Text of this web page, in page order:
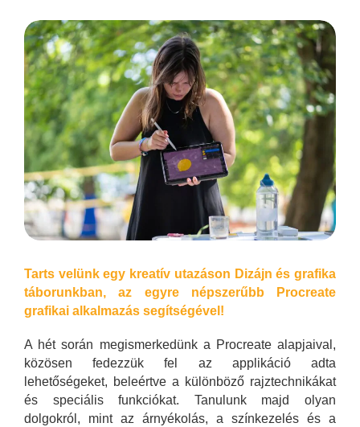
Tarts velünk egy kreatív utazáson Dizájn és grafika
táborunkban, az egyre népszerűbb Procreate
grafikai alkalmazás segítségével!
A hét során megismerkedünk a Procreate alapjaival,
közösen fedezzük fel az applikáció adta
lehetőségeket, beleértve a különböző rajztechnikákat
és speciális funkciókat. Tanulunk majd olyan
dolgokról, mint az árnyékolás, a színkezelés és a